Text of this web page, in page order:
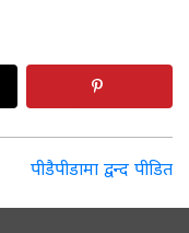
पीडैपीडामा द्वन्द पीडित